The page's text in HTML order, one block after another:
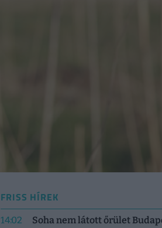
FRISS HÍREK
14:02
Soha nem látott őrület